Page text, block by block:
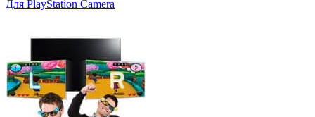
Для PlayStation Camera